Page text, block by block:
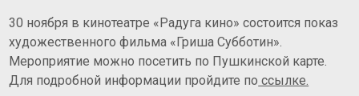
30 ноября в кинотеатре «Радуга кино» состоится показ
художественного фильма «Гриша Субботин».
Мероприятие можно посетить по Пушкинской карте.
Для подробной информации пройдите по ссылке.